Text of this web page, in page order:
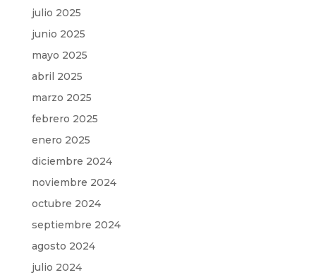
julio 2025
junio 2025
mayo 2025
abril 2025
marzo 2025
febrero 2025
enero 2025
diciembre 2024
noviembre 2024
octubre 2024
septiembre 2024
agosto 2024
julio 2024